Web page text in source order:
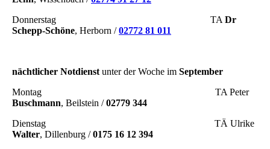
Donnerstag TA Dr
Schepp-Schöne, Herborn /02772 81 011
nächtlicher Notdienst unter der Woche im September
Montag TA Peter
Buschmann, Beilstein /02779 344
Dienstag TÄ Ulrike
Walter, Dillenburg /0175 16 12 394